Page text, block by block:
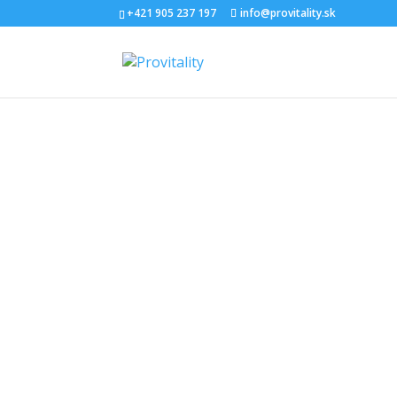
+421 905 237 197 info@provitality.sk